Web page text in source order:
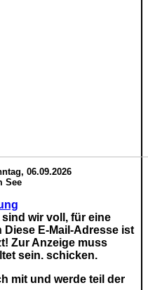
06.09.2026
See
wir voll, für eine
Diese E-Mail-Adresse ist
Zur Anzeige muss
sein. schicken.
mit und werde teil der